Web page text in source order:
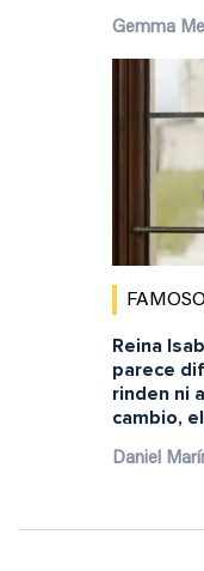
Gemma
Reina
parece
rinden ni
cambio,
Daniel